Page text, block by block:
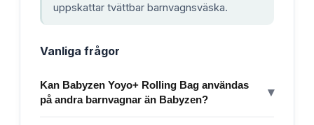
uppskattar tvättbar barnvagnsväska.
Vanliga frågor
Kan Babyzen Yoyo+ Rolling Bag användas
på andra barnvagnar än Babyzen?
▾